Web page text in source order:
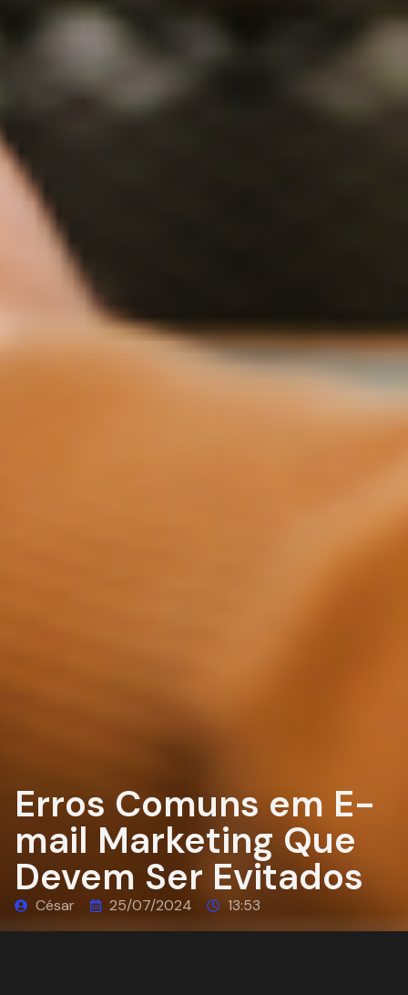
Erros Comuns em E-
mail Marketing Que
Devem Ser Evitados
César 25/07/2024 13:53